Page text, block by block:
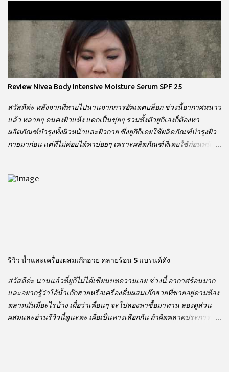
หน้า สร้างไหวพริบ - Emotion Exercise การบริหารอารมณ์ สร้าง
อารมณ์ให้ผู้ฟัง - Characterization การรู้จักตัวเองและผู้อื่นผ่านตัว
ละคร - Scene Work การตีความให้เข้าใจความต้องการและการได้ยิน
สิ่งที่คนอื่นไม่ได้พูด ราคามูลค่าที่เรียนทั้งหมด 4 คลาสหลัก 17,900 บาท
ผ่อนบัตรเครดิต Kbank 0% 6 เดือน ไปรูดที่โรงเรียน ซึ่งตอนลงคลาส
ไม่คิดอะไร พอมาดูตารางอีก 4 คลาสทั้งหมด เรียน 1 เดือนเต็มจ้าาาา
ช่วงเวลาที่เรียน 19.00 - 20.30 น. ความที่โชคดีที่ยังพอจัดสรรค์เวลาให้
ตัวเองได้บ้าง จากที่เคยไปเที่ยวเล่นหลังเลิกงาน ก็มุ่งตรงกลับบ้านมารอ
เรียน เหตุผลที่ลงเรียน ? - การแสดงคืออะไร - คนไม่มีพ...
Review Nivea Body Intensive Moisture Serum SPF 25
สวัสดีค่ะ หลังจากที่หายไปนานจากการอัพเดตบล็อก ช่วงนี้อากาศหนาว
แล้ว หลายๆ คนคงผิวแห้ง แตกเป็นขุ่ยๆ รวมทั้งตัวยูกิเองก็ต้องหา
ผลิตภัณฑ์บำรุงทั้งผิวหน้าและผิวกาย ซึ่งยูกิก็เคยใช้ผลิตภัณฑ์บำรุงผิว
กายมาก่อน แต่ที่ไม่ค่อยได้ทาบ่อยๆ เพราะผลิตภัณฑ์ที่เคยใช้ก่อนหน้านี้
รีวิว น้ำและเครื่องผสมเก๊กฮวย คลายร้อน 5 แบรนด์ดัง
สวัสดีค่ะ นานแล้วที่ยูกิไม่ได้เขียนบทความเลย ช่วงนี้ อากาศร้อนมาก
และอยากรู้ว่าไอ้น้ำเก๊กฮวยหรือเครื่องดื่มผสมเก๊กฮวยที่ขายอยู่ตามท้อง
ตลาดมันมีอะไรบ้าง เผื่อว่าเพื่อนๆ จะไปลองหาซื้อมาทาน ลองดูส่วน
ผสมและอ่านรีวิวนี้ดูนะคะ เผื่อเป็นทางเลือกกัน ถ้าผิดพลาดประการใด